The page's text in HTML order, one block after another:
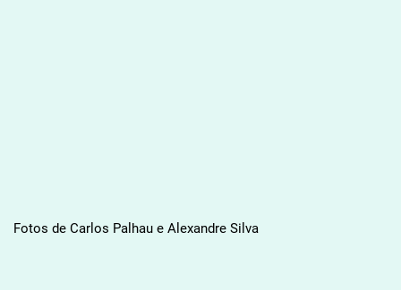
Fotos de Carlos Palhau e Alexandre Silva